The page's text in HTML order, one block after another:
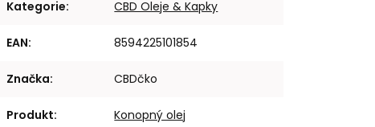
Kategorie: CBD Oleje & Kapky
EAN: 8594225101854
Značka: CBDčko
Produkt: Konopný olej